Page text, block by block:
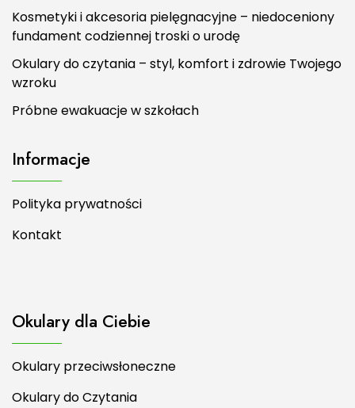
Kosmetyki i akcesoria pielęgnacyjne – niedoceniony
fundament codziennej troski o urodę
Okulary do czytania – styl, komfort i zdrowie Twojego
wzroku
Próbne ewakuacje w szkołach
Informacje
Polityka prywatności
Kontakt
Okulary dla Ciebie
Okulary przeciwsłoneczne
Okulary do Czytania